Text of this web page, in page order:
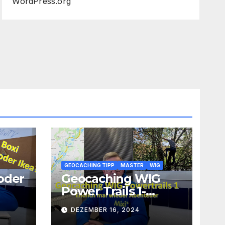
GEOCACHING TIPP MASTER WIG
Geocaching WIG
Power Trails 1-
Abenteuer
DEZEMBER 16, 2024